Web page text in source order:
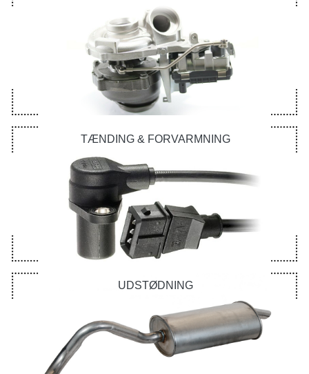
TÆNDING & FORVARMNING
UDSTØDNING